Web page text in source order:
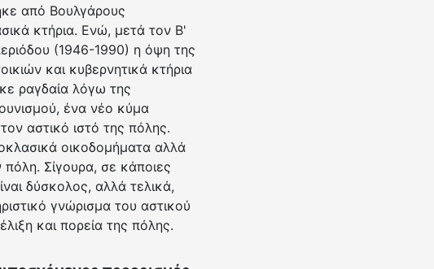
από Βουλγάρους
κτήρια. Ενώ, μετά τον Β'
(1946-1990) η όψη της
και κυβερνητικά κτήρια
ραγδαία λόγω της
ένα νέο κύμα
αστικό ιστό της πόλης.
οικοδομήματα αλλά
Σίγουρα, σε κάποιες
δύσκολος, αλλά τελικά,
γνώρισμα του αστικού
και πορεία της πόλης.